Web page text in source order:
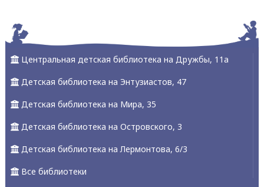
Центральная детская библиотека на Дружбы, 11а
Детская библиотека на Энтузиастов, 47
Детская библиотека на Мира, 35
Детская библиотека на Островского, 3
Детская библиотека на Лермонтова, 6/3
Все библиотеки